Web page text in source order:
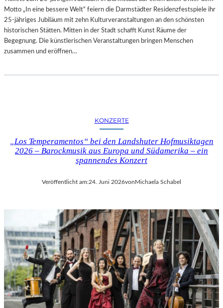
D
G
A
L
N
–
A
T
E
L
L
U
N
G
S
B
E
Motto „In eine bessere Welt“ feiern die Darmstädter Residenzfestspiele ihr
25-jähriges Jubiläum mit zehn Kulturveranstaltungen an den schönsten
historischen Stätten. Mitten in der Stadt schafft Kunst Räume der
Begegnung. Die künstlerischen Veranstaltungen bringen Menschen
zusammen und eröffnen…
KONZERTE
„Los Temperamentos“ bei den Landshuter Hofmusiktagen
2026 – Barockmusik aus Europa und Südamerika – ein
spannendes Konzert
Veröffentlicht am:24. Juni 2026von Michaela Schabel